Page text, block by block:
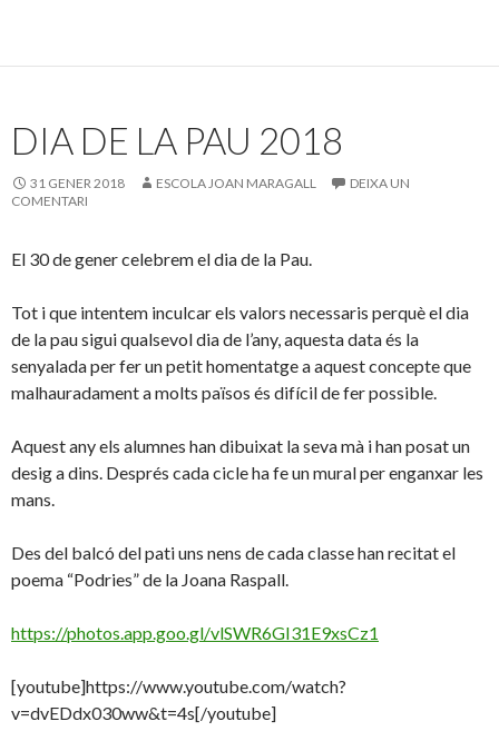
DIA DE LA PAU 2018
31 GENER 2018 ESCOLA JOAN MARAGALL
DEIXA UN
COMENTARI
El 30 de gener celebrem el dia de la Pau.
Tot i que intentem inculcar els valors necessaris perquè el dia
de la pau sigui qualsevol dia de l’any, aquesta data és la
senyalada per fer un petit homentatge a aquest concepte que
malhauradament a molts països és difícil de fer possible.
Aquest any els alumnes han dibuixat la seva mà i han posat un
desig a dins. Després cada cicle ha fe un mural per enganxar les
mans.
Des del balcó del pati uns nens de cada classe han recitat el
poema “Podries” de la Joana Raspall.
https://photos.app.goo.gl/vlSWR6GI31E9xsCz1
[youtube]https://www.youtube.com/watch?
v=dvEDdx030ww&t=4s[/youtube]